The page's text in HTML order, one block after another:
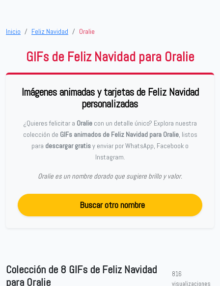
Inicio Feliz Navidad Oralie
GIFs de Feliz Navidad para Oralie
Imágenes animadas y tarjetas de Feliz Navidad
personalizadas
¿Quieres felicitar a Oralie con un detalle único? Explora nuestra
colección de GIFs animados de Feliz Navidad para Oralie, listos
para descargar gratisy enviar por WhatsApp, Facebook o
Instagram.
Oralie es un nombre dorado que sugiere brillo y valor.
Buscar otro nombre
Colección de 8 GIFs de Feliz Navidad
para Oralie
816
visualizaciones